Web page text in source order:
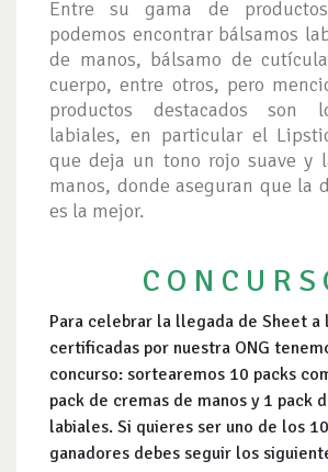
Entre su gama de productos
podemos encontrar bálsamos
de manos, bálsamo de
cuerpo, entre otros, pero
productos destacados son
labiales, en particular el
que deja un tono rojo suave y
manos, donde aseguran que la
es la mejor.
C O N C U R S
Para celebrar la llegada de Sheet a
certificadas por nuestra ONG
concurso: sortearemos 10 packs
pack de cremas de manos y 1 pack
labiales. Si quieres ser uno de los
ganadores debes seguir los